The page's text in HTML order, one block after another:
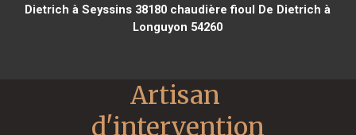
Dietrich à Seyssins 38180 chaudière fioul De Dietrich à
Longuyon 54260
Artisan
d'intervention